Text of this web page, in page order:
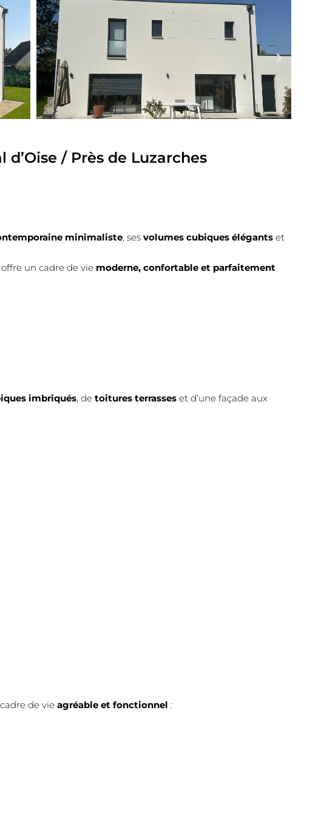
d’Oise / Près de Luzarches
minimaliste, ses volumes cubiques élégants et
un cadre de vie moderne, confortable et parfaitement
imbriqués, de toitures terrasses et d’une façade aux
de vie agréable et fonctionnel :